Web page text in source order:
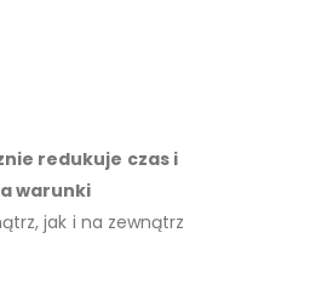
redukuje czas i
warunki
jak i na zewnątrz